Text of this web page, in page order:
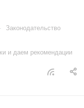
Законодательство
и даем рекомендации